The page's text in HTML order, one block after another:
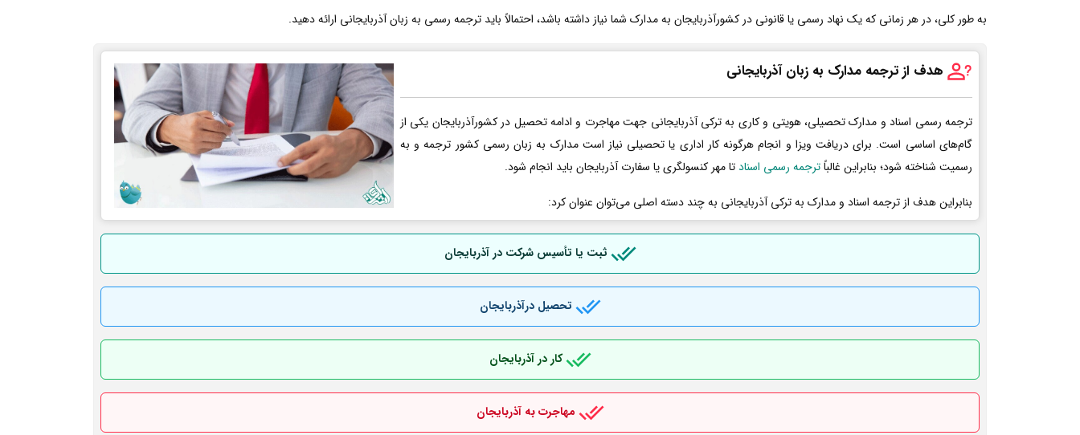
به طور کلی، در هر زمانی که یک نهاد رسمی یا قانونی در کشورآذربایجان به مدارک شما نیاز داشته باشد، احتمالاً باید ترجمه رسمی به زبان آذربایجانی ارائه دهید.
هدف از ترجمه مدارک به زبان آذربایجانی
ترجمه رسمی اسناد و مدارک تحصیلی، هویتی و کاری به ترکی آذربایجانی جهت مهاجرت و ادامه تحصیل در کشورآذربایجان یکی از
گام‌های اساسی است. برای دریافت ویزا و انجام هرگونه کار اداری یا تحصیلی نیاز است مدارک به زبان رسمی کشور ترجمه و به
رسمیت شناخته شود؛ بنابراین غالباًترجمه رسمی اسنادتا مهر کنسولگری یا سفارت آذربایجان باید انجام شود.
بنابراین هدف از ترجمه اسناد و مدارک به ترکی آذربایجانی به چند دسته اصلی می‌توان عنوان کرد:
ثبت یا تأسیس شرکت در آذربایجان
تحصیل درآذربایجان
کار در آذربایجان
مهاجرت به آذربایجان